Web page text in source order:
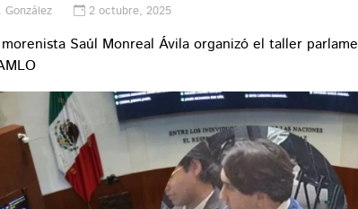
González 2 octubre, 2025
Saúl Monreal Ávila organizó el taller